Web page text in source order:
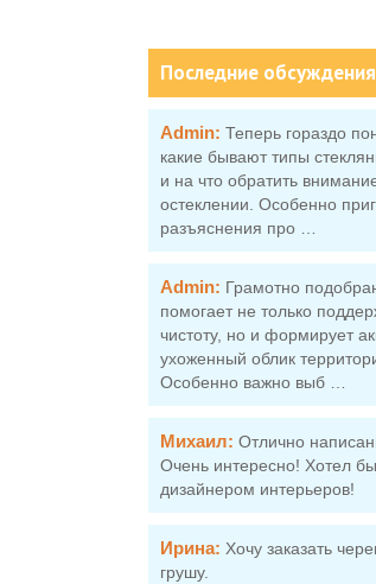
Последние обсуждения
Admin: Теперь гораздо
какие бывают типы
и на что обратить
остеклении. Особенно
разъяснения про …
Admin: Грамотно
помогает не только
чистоту, но и формирует
ухоженный облик
Особенно важно выб …
Михаил: Отлично
Очень интересно! Хотел
дизайнером интерьеров!
Ирина: Хочу заказать
грушу.